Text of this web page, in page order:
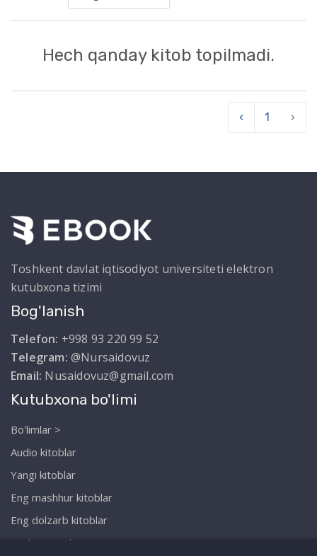
Hech qanday kitob topilmadi.
‹ 1 ›
Toshkent davlat iqtisodiyot universiteti elektron
kutubxona tizimi
Bog'lanish
Telefon: +998 93 220 99 52
Telegram: @Nursaidovuz
Email: Nusaidovuz@gmail.com
Kutubxona bo'limi
Bo'limlar >
Audio kitoblar
Yangi kitoblar
Eng mashhur kitoblar
Eng dolzarb kitoblar
Biz haqimizda